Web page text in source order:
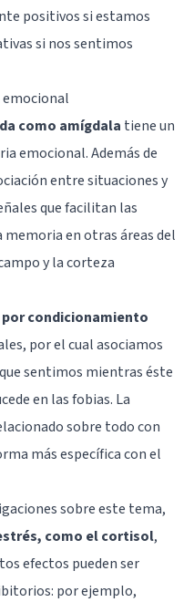
positivos si estamos
si nos sentimos
emocional
como amígdala tiene un
emocional. Además de
entre situaciones y
que facilitan las
en otras áreas del
y la corteza
condicionamiento
por el cual asociamos
sentimos mientras éste
en las fobias. La
sobre todo con
más específica con el
sobre este tema,
como el cortisol,
efectos pueden ser
por ejemplo,